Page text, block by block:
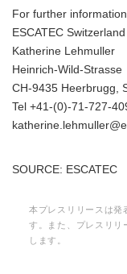
For further
ESCATEC Switzerland
Katherine Lehmuller
Heinrich-Wild-Strasse
CH-9435 Heerbrugg,
Tel +41-(0)-71-727-
SOURCE: ESCATEC
本プレスリリースは発
す。また、プレスリリ
します。